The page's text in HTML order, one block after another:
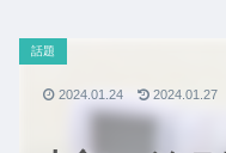
話題
2024.01.24 2024.01.27